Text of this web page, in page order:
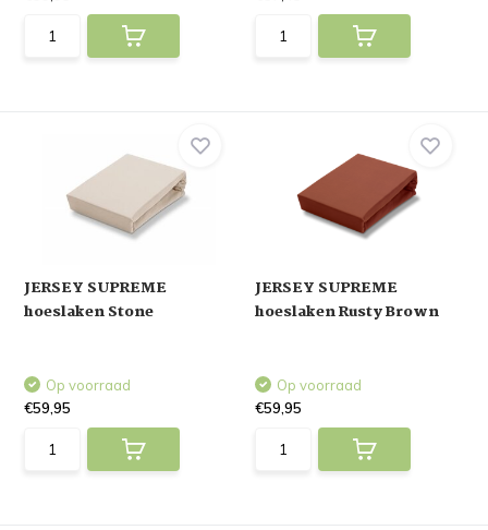
JERSEY SUPREME
hoeslaken Stone
Op voorraad
€59,95
JERSEY SUPREME
hoeslaken Rusty Brown
Op voorraad
€59,95